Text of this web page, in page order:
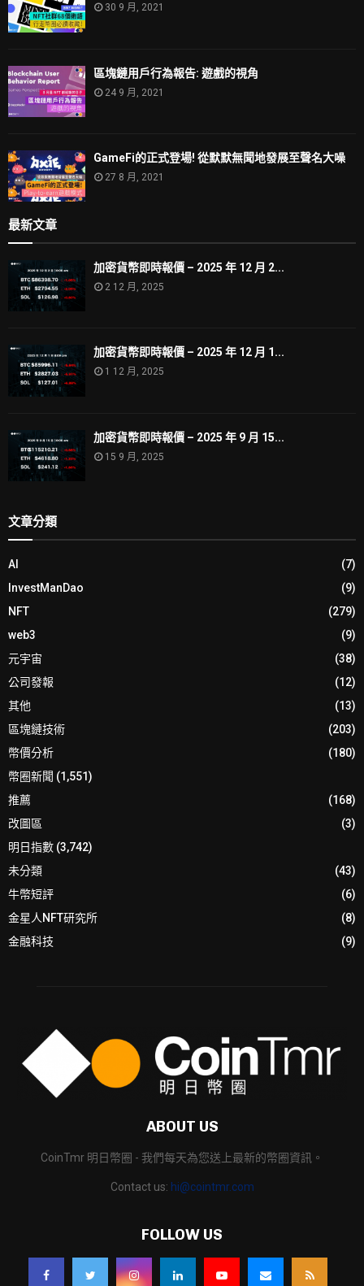
30 9 月, 2021
區塊鏈用戶行為報告: 遊戲的視角
24 9 月, 2021
GameFi的正式登場! 從默默無聞地發展至聲名大噪
27 8 月, 2021
最新文章
加密貨幣即時報價 – 2025 年 12 月 2...
2 12 月, 2025
加密貨幣即時報價 – 2025 年 12 月 1...
1 12 月, 2025
加密貨幣即時報價 – 2025 年 9 月 15...
15 9 月, 2025
文章分類
AI
(7)
InvestManDao
(9)
NFT
(279)
web3
(9)
元宇宙
(38)
公司發報
(12)
其他
(13)
區塊鏈技術
(203)
幣價分析
(180)
幣圈新聞 (1,551)
推薦
(168)
改圖區
(3)
明日指數 (3,742)
未分類
(43)
牛幣短評
(6)
金星人NFT研究所
(8)
金融科技
(9)
ABOUT US
CoinTmr 明日幣圈 - 我們每天為您送上最新的幣圈資訊。
Contact us: hi@cointmr.com
FOLLOW US